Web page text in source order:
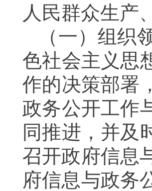
人民群众生产
（一） 组织
色社会主义思
作的决策部署
政务公开工作
同推进，并及
召开政府信息
府信息与政务